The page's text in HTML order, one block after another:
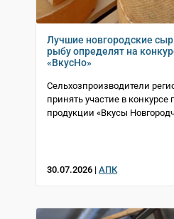
Лучшие новгородские
рыбу определят на
«ВкусНо»
Сельхозпроизводители
принять участие в конкурсе
продукции «Вкусы
30.07.2026 | АПК